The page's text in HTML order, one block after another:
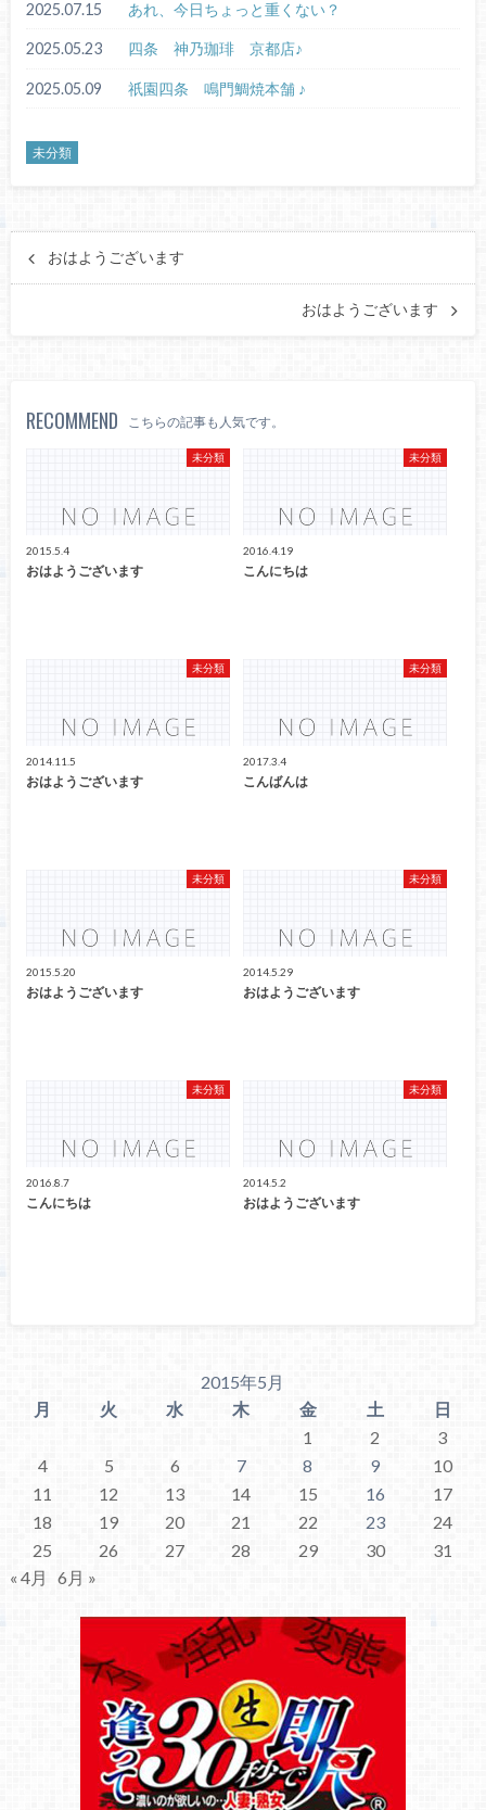
2025.07.15 あれ、今日ちょっと重くない？
2025.05.23 四条 神乃珈琲 京都店♪
2025.05.09 祇園四条 鳴門鯛焼本舗 ♪
未分類
おはようございます
おはようございます
RECOMMEND こちらの記事も人気です。
未分類
2015.5.4
おはようございます
未分類
2016.4.19
こんにちは
未分類
2014.11.5
おはようございます
未分類
2017.3.4
こんばんは
未分類
2015.5.20
おはようございます
未分類
2014.5.29
おはようございます
未分類
2016.8.7
こんにちは
未分類
2014.5.2
おはようございます
2015年5月
月
火 水 木 金 土
日
1
2
3
4
5 6 7 8 9
10
11
12 13 14 15 16
17
18
19 20 21 22 23
24
25
26 27 28 29 30
31
« 4月
6月 »